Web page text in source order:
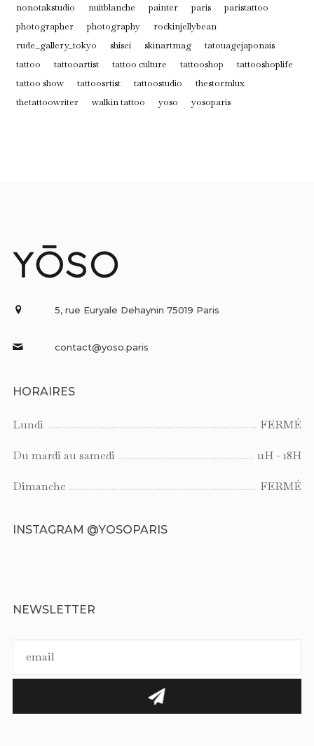
nonotakstudio
nuitblanche painter paris
paristattoo
photographer
photography
rockinjellybean
rude_gallery_tokyo
shisei skinartmag
tatouagejaponais
tattoo
tattooartist tattoo culture tattooshop
tattooshoplife
tattoo show
tattoosrtist tattoostudio
thestormlux
thetattoowriter
walkin tattoo yoso yosoparis
5, rue Euryale Dehaynin 75019 Paris
contact@yoso.paris
HORAIRES
Lundi FERMÉ
Du mardi au samedi 11H - 18H
Dimanche FERMÉ
INSTAGRAM @YOSOPARIS
NEWSLETTER